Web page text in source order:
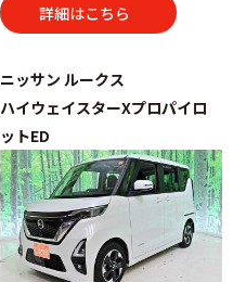
詳細はこちら
ニッサン ルークス
ハイウェイスターXプロパイロ
ットED